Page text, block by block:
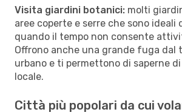
Visita giardini botanici: molti
aree coperte e serre che sono ideali
quando il tempo non consente
Offrono anche una grande fuga dal
urbano e ti permettono di saperne
locale.
Città più popolari da cui